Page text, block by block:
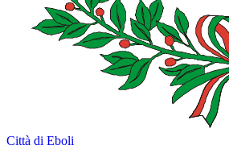
Città di Eboli